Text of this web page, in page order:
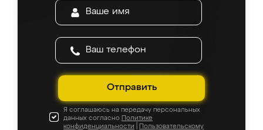
Отправить
Я соглашаюсь на передачу персональных
данных согласно Политике
конфиденциальности
Пользовательскому